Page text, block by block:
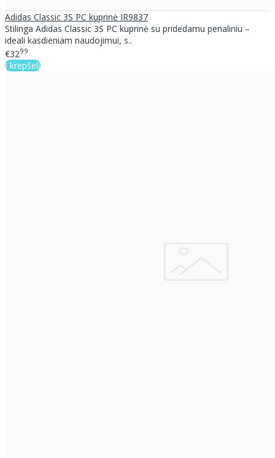
Adidas Classic 3S PC kuprinė IR9837
Stilinga Adidas Classic 3S PC kuprinė su pridedamu penaliniu –
ideali kasdieniam naudojimui, s..
€3299
Į krepšelį